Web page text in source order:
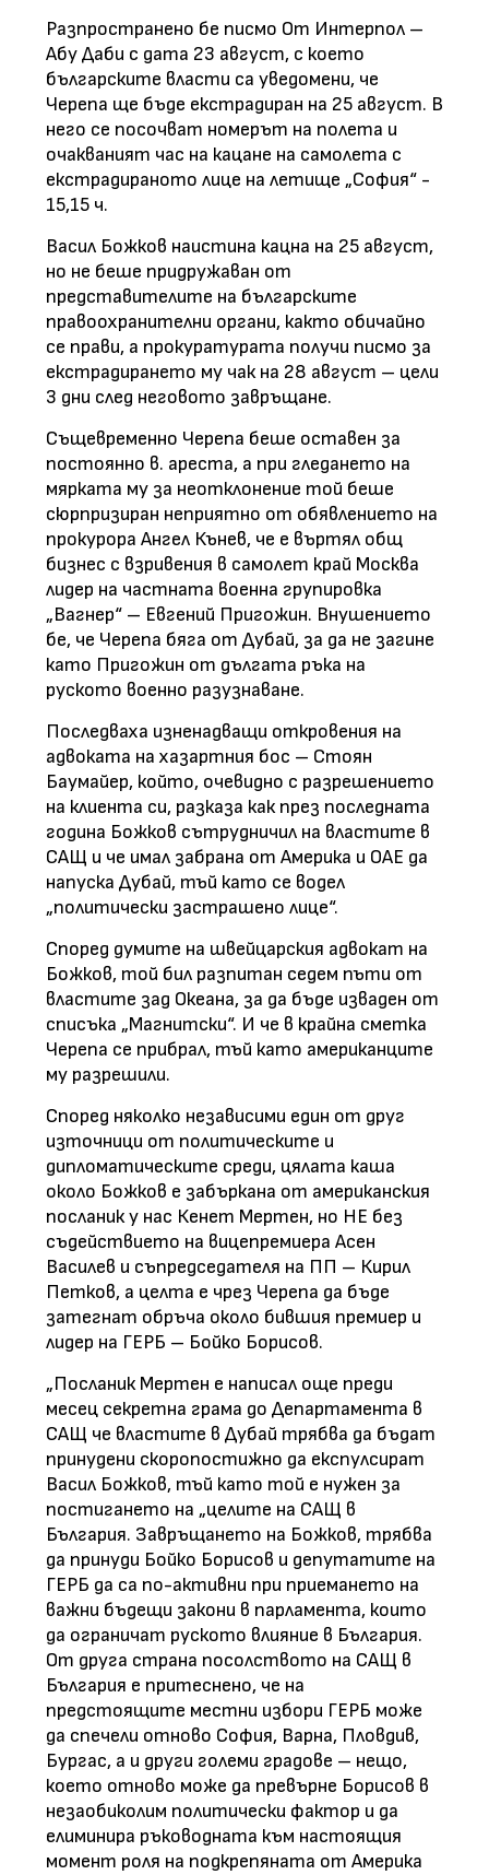
Разпространено бе писмо От Интерпол –
Абу Даби с дата 23 август, с което
българските власти са уведомени, че
Черепа ще бъде екстрадиран на 25 август. В
него се посочват номерът на полета и
очакваният час на кацане на самолета с
екстрадираното лице на летище „София“ -
15,15 ч.
Васил Божков наистина кацна на 25 август,
но не беше придружаван от
представителите на българските
правоохранителни органи, както обичайно
се прави, а прокуратурата получи писмо за
екстрадирането му чак на 28 август – цели
3 дни след неговото завръщане.
Същевременно Черепа беше оставен за
постоянно в. ареста, а при гледането на
мярката му за неотклонение той беше
сюрпризиран неприятно от обявлението на
прокурора Ангел Кънев, че е въртял общ
бизнес с взривения в самолет край Москва
лидер на частната военна групировка
„Вагнер“ – Евгений Пригожин. Внушението
бе, че Черепа бяга от Дубай, за да не загине
като Пригожин от дългата ръка на
руското военно разузнаване.
Последваха изненадващи откровения на
адвоката на хазартния бос – Стоян
Баумайер, който, очевидно с разрешението
на клиента си, разказа как през последната
година Божков сътрудничил на властите в
САЩ и че имал забрана от Америка и ОАЕ да
напуска Дубай, тъй като се водел
„политически застрашено лице“.
Според думите на швейцарския адвокат на
Божков, той бил разпитан седем пъти от
властите зад Океана, за да бъде изваден от
списъка „Магнитски“. И че в крайна сметка
Черепа се прибрал, тъй като американците
му разрешили.
Според няколко независими един от друг
източници от политическите и
дипломатическите среди, цялата каша
около Божков е забъркана от американския
посланик у нас Кенет Мертен, но НЕ без
съдействието на вицепремиера Асен
Василев и съпредседателя на ПП – Кирил
Петков, а целта е чрез Черепа да бъде
затегнат обръча около бившия премиер и
лидер на ГЕРБ – Бойко Борисов.
„Посланик Мертен е написал още преди
месец секретна грама до Департамента в
САЩ че властите в Дубай трябва да бъдат
принудени скоропостижно да експулсират
Васил Божков, тъй като той е нужен за
постигането на „целите на САЩ в
България. Завръщането на Божков, трябва
да принуди Бойко Борисов и депутатите на
ГЕРБ да са по-активни при приемането на
важни бъдещи закони в парламента, които
да ограничат руското влияние в България.
От друга страна посолството на САЩ в
България е притеснено, че на
предстоящите местни избори ГЕРБ може
да спечели отново София, Варна, Пловдив,
Бургас, а и други големи градове – нещо,
което отново може да превърне Борисов в
незаобиколим политически фактор и да
елиминира ръководната към настоящия
момент роля на подкрепяната от Америка